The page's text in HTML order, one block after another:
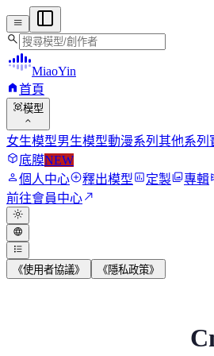
menu
search
MiaoYin
home首頁
view_in_ar模型
expand_more
女生模型男生模型動漫系列 其他系列
deployed_code底膜NEW
person個人中心add_circle釋出模型assessment定製photo_library專輯
前往會員中心north_east
light_mode
language
format_list_bulleted
《使用者協議》 《隱私政策》
近期，